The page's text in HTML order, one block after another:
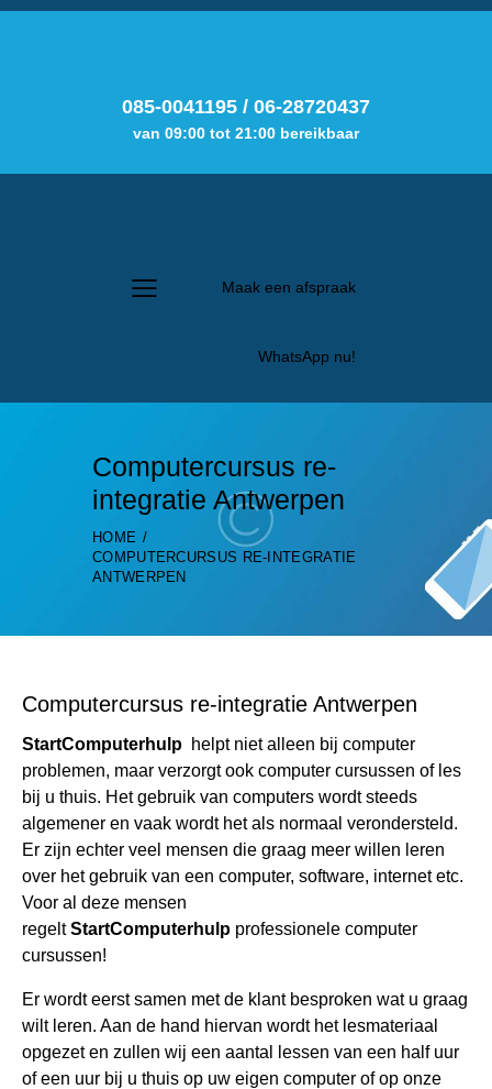
085-0041195 / 06-28720437
van 09:00 tot 21:00 bereikbaar
Maak een afspraak
WhatsApp nu!
Computercursus re-
integratie Antwerpen
HOME
COMPUTERCURSUS RE-INTEGRATIE
ANTWERPEN
Computercursus re-integratie Antwerpen
StartComputerhulp helpt niet alleen bij computer
problemen, maar verzorgt ook computer cursussen of les
bij u thuis. Het gebruik van computers wordt steeds
algemener en vaak wordt het als normaal verondersteld.
Er zijn echter veel mensen die graag meer willen leren
over het gebruik van een computer, software, internet etc.
Voor al deze mensen
regeltStartComputerhulp professionele computer
cursussen!
Er wordt eerst samen met de klant besproken wat u graag
wilt leren. Aan de hand hiervan wordt het lesmateriaal
opgezet en zullen wij een aantal lessen van een half uur
of een uur bij u thuis op uw eigen computer of op onze